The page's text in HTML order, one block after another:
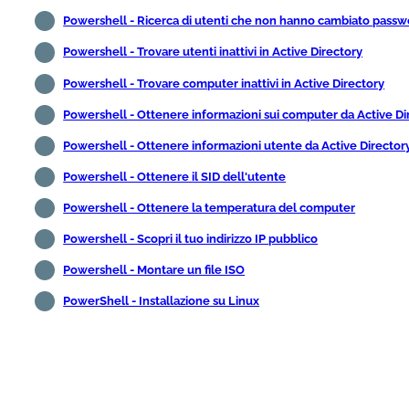
Powershell - Ricerca di utenti che non hanno cambiato
Powershell - Trovare utenti inattivi in Active Directory
Powershell - Trovare computer inattivi in Active Directory
Powershell - Ottenere informazioni sui computer da Active
Powershell - Ottenere informazioni utente da Active
Powershell - Ottenere il SID dell'utente
Powershell - Ottenere la temperatura del computer
Powershell - Scopri il tuo indirizzo IP pubblico
Powershell - Montare un file ISO
PowerShell - Installazione su Linux